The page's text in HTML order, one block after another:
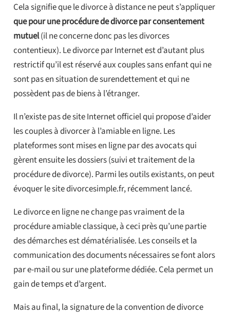
Cela signifie que le divorce à distance ne peut s’appliquer
que pour une procédure de divorce par consentement
mutuel(il ne concerne donc pas les divorces
contentieux). Le divorce par Internet est d’autant plus
restrictif qu’il est réservé aux couples sans enfant qui ne
sont pas en situation de surendettement et qui ne
possèdent pas de biens à l’étranger.
Il n’existe pas de site Internet officiel qui propose d’aider
les couples à divorcer à l’amiable en ligne. Les
plateformes sont mises en ligne par des avocats qui
gèrent ensuite les dossiers (suivi et traitement de la
procédure de divorce). Parmi les outils existants, on peut
évoquer le site divorcesimple.fr, récemment lancé.
Le divorce en ligne ne change pas vraiment de la
procédure amiable classique, à ceci près qu’une partie
des démarches est dématérialisée. Les conseils et la
communication des documents nécessaires se font alors
par e-mail ou sur une plateforme dédiée. Cela permet un
gain de temps et d’argent.
Mais au final, la signature de la convention de divorce